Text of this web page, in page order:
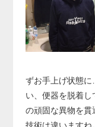
ずお手上げ状態
い、便器を脱着
の頑固な異物を貫